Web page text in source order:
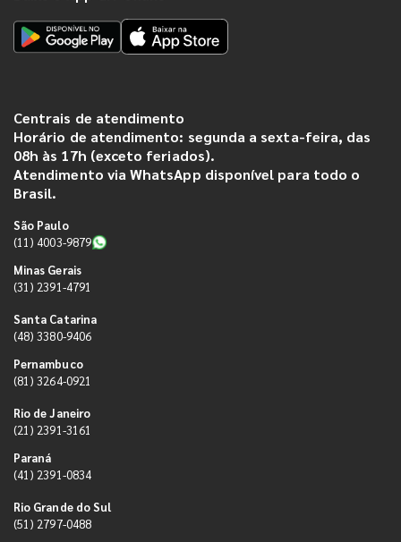
Centrais de atendimento
Horário de atendimento: segunda a sexta-feira, das
08h às 17h (exceto feriados).
Atendimento via WhatsApp disponível para todo o
Brasil.
São Paulo
(11) 4003-9879
Minas Gerais
(31) 2391-4791
Santa Catarina
(48) 3380-9406
Pernambuco
(81) 3264-0921
Rio de Janeiro
(21) 2391-3161
Paraná
(41) 2391-0834
Rio Grande do Sul
(51) 2797-0488